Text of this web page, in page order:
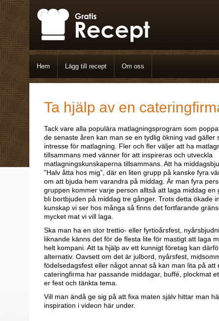
Hem Lägg till recept Om oss
Ta hjälp av en
Tack vare alla populära matlagningsprogram som
de senaste åren kan man se en tydlig ökning vad gäller
intresse för matlagning. Fler och fler väljer att ha
tillsammans med vänner för att inspireras och utveckla
matlagningskunskaperna tillsammans. Att ha
”Halv åtta hos mig”, där en liten grupp på kanske fyra
om att bjuda hem varandra på middag. Är man fyra
gruppen kommer varje person alltså att laga middag en
bli bortbjuden på middag tre gånger. Trots detta ökade
kunskap vi ser hos många så finns det fortfarande
mycket mat vi vill laga.
Ska man ha en stor trettio- eller fyrtioårsfest,
liknande känns det för de flesta lite för mastigt att laga
helt kompani. Att ta hjälp av ett kunnigt företag kan
alternativ. Oavsett om det är julbord, nyårsfest,
födelsedagsfest eller något annat så kan man lita på att
cateringfirma har passande middagar, buffé, plockmat
er fest och tänkta tema.
Vill man ändå ge sig på att fixa maten själv hittar man
inspiration i videon här under.